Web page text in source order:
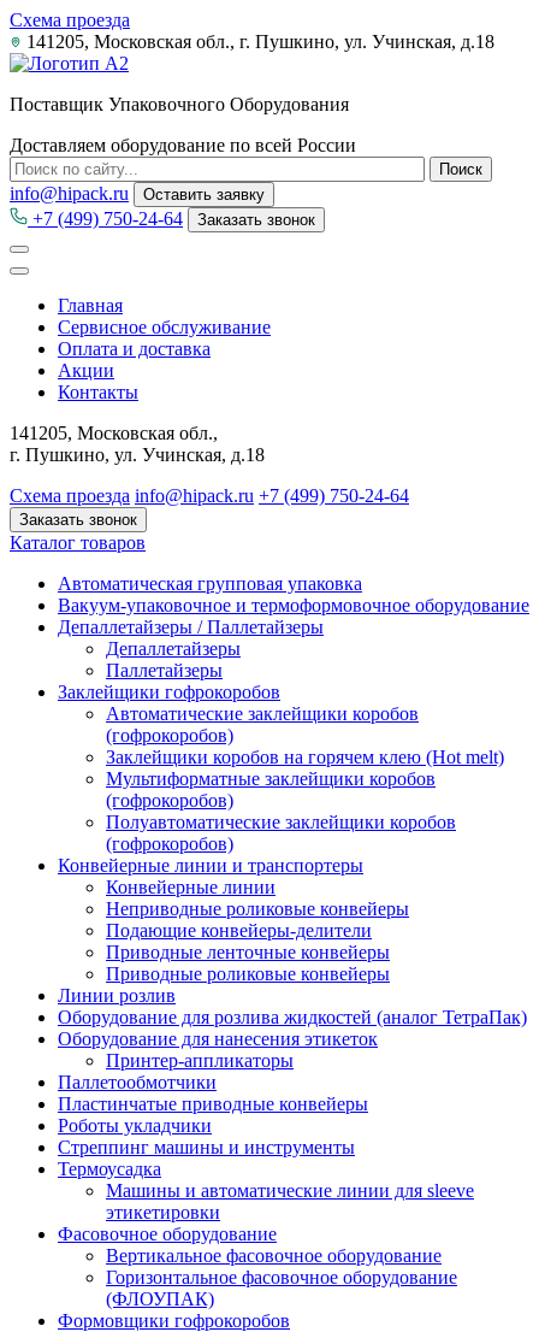
Схема проезда
141205, Московская обл., г. Пушкино, ул. Учинская, д.18
Поставщик Упаковочного Оборудования
Доставляем оборудование по всей России
info@hipack.ru Оставить заявку
+7 (499) 750-24-64 Заказать звонок
Главная
Сервисное обслуживание
Оплата и доставка
Акции
Контакты
141205, Московская обл.,
г. Пушкино, ул. Учинская, д.18
Схема проезда info@hipack.ru +7 (499) 750-24-64
Заказать звонок
Каталог товаров
Автоматическая групповая упаковка
Вакуум-упаковочное и термоформовочное оборудование
Депаллетайзеры / Паллетайзеры
Депаллетайзеры
Паллетайзеры
Заклейщики гофрокоробов
Автоматические заклейщики коробов
(гофрокоробов)
Заклейщики коробов на горячем клею (Hot melt)
Мультиформатные заклейщики коробов
(гофрокоробов)
Полуавтоматические заклейщики коробов
(гофрокоробов)
Конвейерные линии и транспортеры
Конвейерные линии
Неприводные роликовые конвейеры
Подающие конвейеры-делители
Приводные ленточные конвейеры
Приводные роликовые конвейеры
Линии розлив
Оборудование для розлива жидкостей (аналог ТетраПак)
Оборудование для нанесения этикеток
Принтер-аппликаторы
Паллетообмотчики
Пластинчатые приводные конвейеры
Роботы укладчики
Стреппинг машины и инструменты
Термоусадка
Машины и автоматические линии для sleeve
этикетировки
Фасовочное оборудование
Вертикальное фасовочное оборудование
Горизонтальное фасовочное оборудование
(ФЛОУПАК)
Формовщики гофрокоробов